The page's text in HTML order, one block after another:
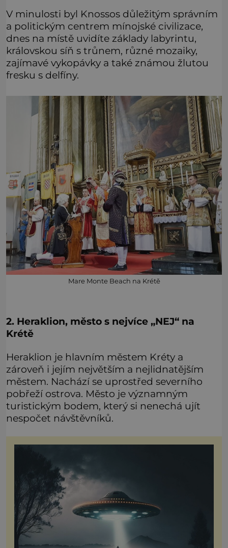
V minulosti byl Knossos důležitým správním
a politickým centrem mínojské civilizace,
dnes na místě uvidíte základy labyrintu,
královskou síň s trůnem, různé mozaiky,
zajímavé vykopávky a také známou žlutou
fresku s delfíny.
Mare Monte Beach na Krétě
2. Heraklion, město s nejvíce „NEJ“ na
Krétě
Heraklion je hlavním městem Kréty a
zároveň i jejím největším a nejlidnatějším
městem. Nachází se uprostřed severního
pobřeží ostrova. Město je významným
turistickým bodem, který si nenechá ujít
nespočet návštěvníků.